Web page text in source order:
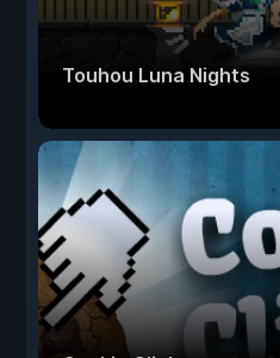
Touhou Luna Nights